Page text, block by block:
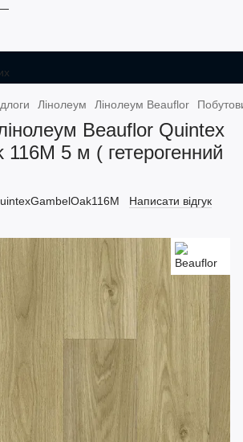
Лінолеум Лінолеум Beauflor
Beauflor Quintex
5 м ( гетерогенний
Написати відгук